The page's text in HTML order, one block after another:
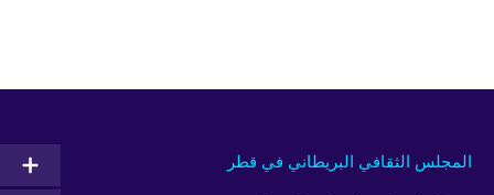
المجلس الثقافي البريطاني في قطر